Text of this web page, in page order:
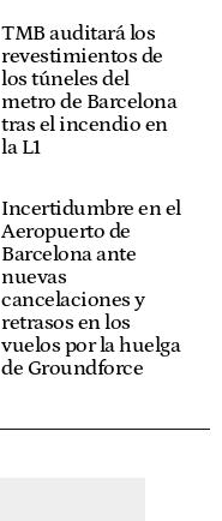
TMB auditará los
revestimientos de
los túneles del
metro de Barcelona
tras el incendio en
la L1
Incertidumbre en el
Aeropuerto de
Barcelona ante
nuevas
cancelaciones y
retrasos en los
vuelos por la huelga
de Groundforce